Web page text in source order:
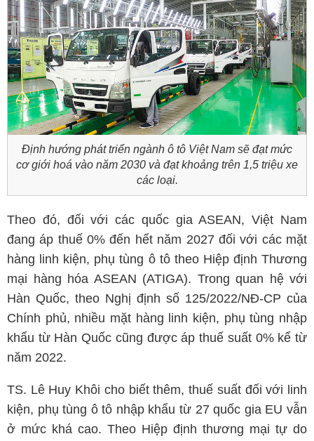
Định hướng phát triển ngành ô tô Việt Nam sẽ đạt mức
cơ giới hoá vào năm 2030 và đạt khoảng trên 1,5 triệu xe
các loại.
Theo đó, đối với các quốc gia ASEAN, Việt Nam
đang áp thuế 0% đến hết năm 2027 đối với các mặt
hàng linh kiện, phụ tùng ô tô theo Hiệp định Thương
mại hàng hóa ASEAN (ATIGA). Trong quan hệ với
Hàn Quốc, theo Nghị định số 125/2022/NĐ-CP của
Chính phủ, nhiều mặt hàng linh kiện, phụ tùng nhập
khẩu từ Hàn Quốc cũng được áp thuế suất 0% kể từ
năm 2022.
TS. Lê Huy Khôi cho biết thêm, thuế suất đối với linh
kiện, phụ tùng ô tô nhập khẩu từ 27 quốc gia EU vẫn
ở mức khá cao. Theo Hiệp định thương mại tự do